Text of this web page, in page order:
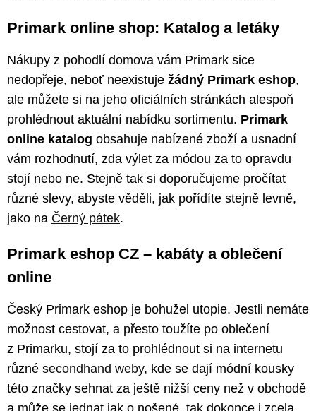
Primark online shop: Katalog a letáky
Nákupy z pohodlí domova vám Primark sice
nedopřeje, neboť neexistuje žádný Primark eshop,
ale můžete si na jeho oficiálních stránkách alespoň
prohlédnout aktuální nabídku sortimentu. Primark
online katalog obsahuje nabízené zboží a usnadní
vám rozhodnutí, zda výlet za módou za to opravdu
stojí nebo ne. Stejně tak si doporučujeme pročítat
různé slevy, abyste věděli, jak pořídíte stejně levně,
jako na Černý pátek.
Primark eshop CZ – kabáty a oblečení
online
Český Primark eshop je bohužel utopie. Jestli nemáte
možnost cestovat, a přesto toužíte po oblečení
z Primarku, stojí za to prohlédnout si na internetu
různé secondhand weby, kde se dají módní kousky
této značky sehnat za ještě nižší ceny než v obchodě
a může se jednat jak o nošené, tak dokonce i zcela